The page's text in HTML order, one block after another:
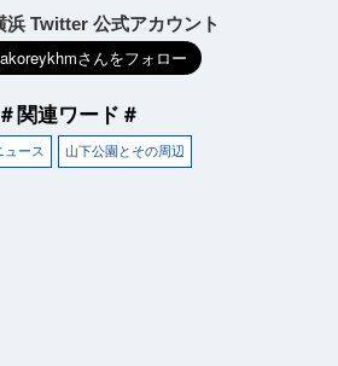
浜 Twitter 公式アカウント
＃関連ワード＃
ュース 山下公園とその周辺